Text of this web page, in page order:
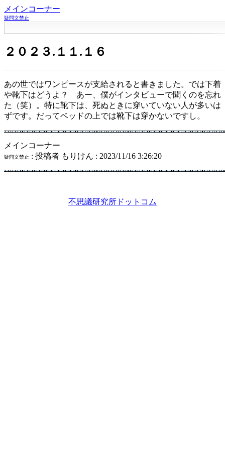
メインコーナー
疑問文禁止
２０２３.１１.１６
あの世ではワンピースが支給されると書きました。では下着
や靴下はどうよ？ あー、僕がインタビューで聞くのを忘れ
た（笑）。特に靴下は、死ぬときに穿いていない人が多いは
ずです。だってベッドの上では靴下は穿かないですし。
メインコーナー
疑問文禁止 : 投稿者 もりけん : 2023/11/16 3:26:20
不思議研究所ドットコム